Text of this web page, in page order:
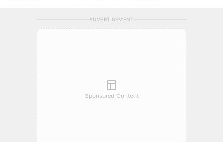
ADVERTISEMENT
Sponsored Content